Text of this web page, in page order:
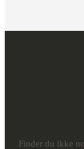
Finder du ikke